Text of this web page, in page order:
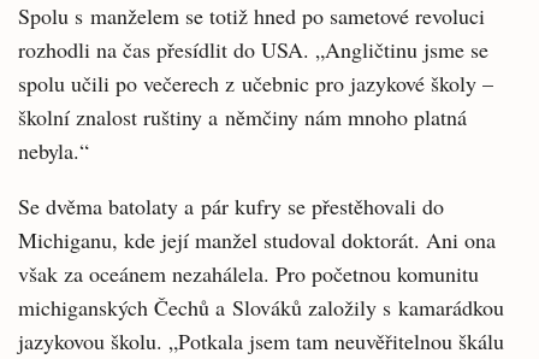
Spolu s manželem se totiž hned po sametové revoluci
rozhodli na čas přesídlit do USA. „Angličtinu jsme se
spolu učili po večerech z učebnic pro jazykové školy –
školní znalost ruštiny a němčiny nám mnoho platná
nebyla.“
Se dvěma batolaty a pár kufry se přestěhovali do
Michiganu, kde její manžel studoval doktorát. Ani ona
však za oceánem nezahálela. Pro početnou komunitu
michiganských Čechů a Slováků založily s kamarádkou
jazykovou školu. „Potkala jsem tam neuvěřitelnou škálu